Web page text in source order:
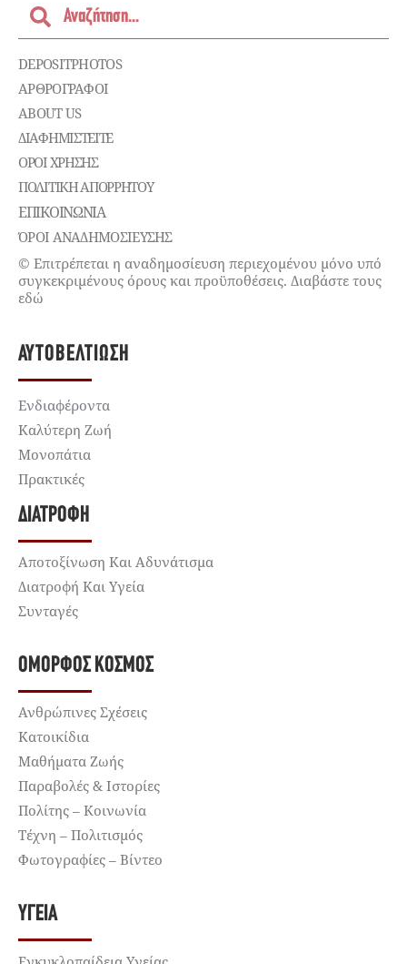
DEPOSITPHOTOS
ΑΡΘΡΟΓΡΑΦΟΙ
ABOUT US
ΔΙΑΦΗΜΙΣΤΕΊΤΕ
ΌΡΟΙ ΧΡΉΣΗΣ
ΠΟΛΙΤΙΚΉ ΑΠΟΡΡΉΤΟΥ
ΕΠΙΚΟΙΝΩΝΊΑ
ΌΡΟΙ ΑΝΑΔΗΜΟΣΙΕΥΣΗΣ
© Επιτρέπεται η αναδημοσίευση περιεχομένου μόνο υπό
συγκεκριμένους όρους και προϋποθέσεις. Διαβάστε τους
εδώ
ΑΥΤΟΒΕΛΤΊΩΣΗ
Ενδιαφέροντα
Καλύτερη Ζωή
Μονοπάτια
Πρακτικές
ΔΙΑΤΡΟΦΉ
Αποτοξίνωση Και Αδυνάτισμα
Διατροφή Και Υγεία
Συνταγές
ΌΜΟΡΦΟΣ ΚΌΣΜΟΣ
Ανθρώπινες Σχέσεις
Κατοικίδια
Μαθήματα Ζωής
Παραβολές & Ιστορίες
Πολίτης – Κοινωνία
Τέχνη – Πολιτισμός
Φωτογραφίες – Βίντεο
ΥΓΕΊΑ